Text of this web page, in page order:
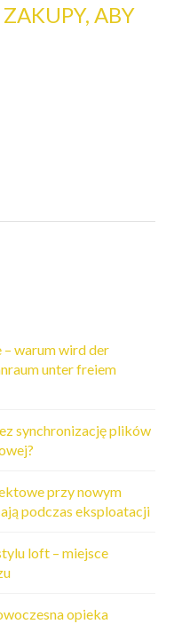
ABY
warum wird der
unter freiem
synchronizację plików
przy nowym
podczas eksploatacji
loft – miejsce
opieka